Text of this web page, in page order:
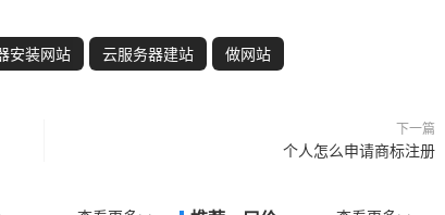
安装网站 云服务器建站 做网站
下一篇
个人怎么申请商标注册